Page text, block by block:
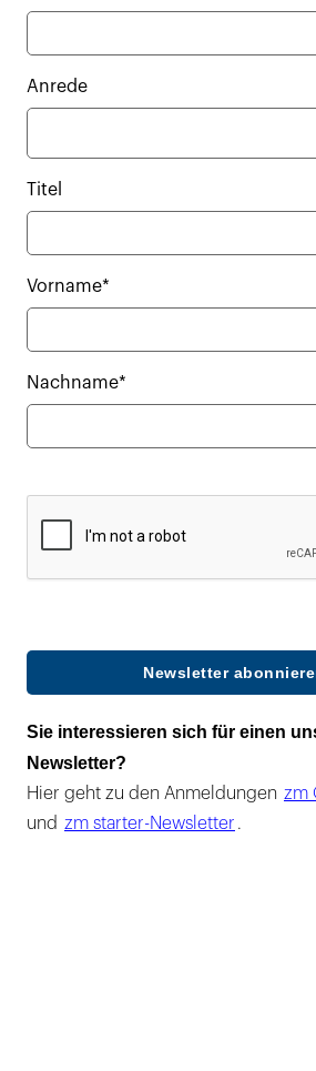
Anrede
Titel
Vorname*
Nachname*
Newsletter
Sie interessieren sich für einen
Newsletter?
Hier geht zu den Anmeldungen zm
und zm starter-Newsletter .